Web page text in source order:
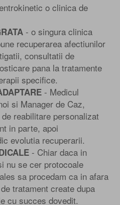
o clinica de
- o singura clinica
recuperarea afectiunilor
consultatii de
pana la tratamente
specifice.
- Medicul
si Manager de Caz,
reabilitare personalizat
in parte, apoi
evolutia recuperarii.
- Chiar daca in
nu se cer protocoale
sa procedam ca in afara
tratament create dupa
cu succes dovedit.